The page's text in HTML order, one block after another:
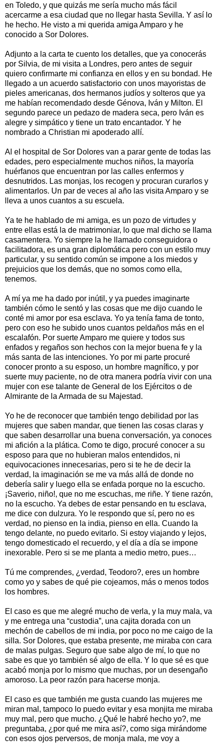
en Toledo, y que quizás me sería mucho más fácil
acercarme a esa ciudad que no llegar hasta Sevilla. Y así lo
he hecho. He visto a mi querida amiga Amparo y he
conocido a Sor Dolores.
Adjunto a la carta te cuento los detalles, que ya conocerás
por Silvia, de mi visita a Londres, pero antes de seguir
quiero confirmarte mi confianza en ellos y en su bondad. He
llegado a un acuerdo satisfactorio con unos mayoristas de
pieles americanas, dos hermanos judíos y solteros que ya
me habían recomendado desde Génova, Iván y Milton. El
segundo parece un pedazo de madera seca, pero Iván es
alegre y simpático y tiene un trato encantador. Y he
nombrado a Christian mi apoderado allí.
Al el hospital de Sor Dolores van a parar gente de todas las
edades, pero especialmente muchos niños, la mayoría
huérfanos que encuentran por las calles enfermos y
desnutridos. Las monjas, los recogen y procuran curarlos y
alimentarlos. Un par de veces al año las visita Amparo y se
lleva a unos cuantos a su escuela.
Ya te he hablado de mi amiga, es un pozo de virtudes y
entre ellas está la de matrimoniar, lo que mal dicho se llama
casamentera. Yo siempre la he llamado conseguidora o
facilitadora, es una gran diplomática pero con un estilo muy
particular, y su sentido común se impone a los miedos y
prejuicios que los demás, que no somos como ella,
tenemos.
A mí ya me ha dado por inútil, y ya puedes imaginarte
también cómo le sentó y las cosas que me dijo cuando le
conté mi amor por esa esclava. Yo ya tenía fama de tonto,
pero con eso he subido unos cuantos peldaños más en el
escalafón. Por suerte Amparo me quiere y todos sus
enfados y regaños son hechos con la mejor buena fe y la
más santa de las intenciones. Yo por mi parte procuré
conocer pronto a su esposo, un hombre magnífico, y por
suerte muy paciente, no de otra manera podría vivir con una
mujer con ese talante de General de los Ejércitos o de
Almirante de la Armada de su Majestad.
Yo he de reconocer que también tengo debilidad por las
mujeres que saben mandar, que tienen las cosas claras y
que saben desarrollar una buena conversación, ya conoces
mi afición a la plática. Como te digo, procuré conocer a su
esposo para que no hubieran malos entendidos, ni
equivocaciones innecesarias, pero si te he de decir la
verdad, la imaginación se me va más allá de donde no
debería salir y luego ella se enfada porque no la escucho.
¡Saverio, niño!, que no me escuchas, me riñe. Y tiene razón,
no la escucho. Ya debes de estar pensando en tu esclava,
me dice con dulzura. Yo le respondo que sí, pero no es
verdad, no pienso en la india, pienso en ella. Cuando la
tengo delante, no puedo evitarlo. Si estoy viajando y lejos,
tengo domesticado el recuerdo, y el día a día se impone
inexorable. Pero si se me planta a medio metro, pues…
Tú me comprendes, ¿verdad, Teodoro?, eres un hombre
como yo y sabes de qué pie cojeamos, más o menos todos
los hombres.
El caso es que me alegré mucho de verla, y la muy mala, va
y me entrega una “custodia”, una cajita dorada con un
mechón de cabellos de mi india, por poco no me caigo de la
silla. Sor Dolores, que estaba presente, me miraba con cara
de malas pulgas. Seguro que sabe algo de mí, lo que no
sabe es que yo también sé algo de ella. Y lo que sé es que
acabó monja por lo mismo que muchas, por un desengaño
amoroso. La peor razón para hacerse monja.
El caso es que también me gusta cuando las mujeres me
miran mal, tampoco lo puedo evitar y esa monjita me miraba
muy mal, pero que mucho. ¿Qué le habré hecho yo?, me
preguntaba, ¿por qué me mira así?, como siga mirándome
con esos ojos perversos, de monja mala, me voy a